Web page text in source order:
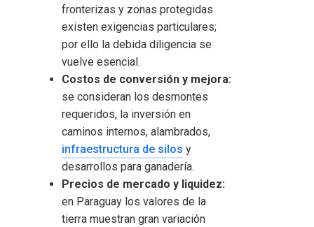
fronterizas y zonas protegidas
existen exigencias particulares;
por ello la debida diligencia se
vuelve esencial.
Costos de conversión y mejora:
se consideran los desmontes
requeridos, la inversión en
caminos internos, alambrados,
infraestructura de silos y
desarrollos para ganadería.
Precios de mercado y liquidez:
en Paraguay los valores de la
tierra muestran gran variación